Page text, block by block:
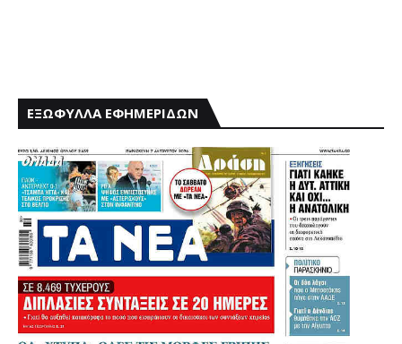
ΕΞΩΦΥΛΛΑ ΕΦΗΜΕΡΙΔΩΝ